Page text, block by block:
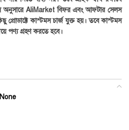
অনুসারে AliMarket বিফর এবং আফটার সেলস
কাস্টমস চার্জ যুক্ত হয়। তবে কাস্টমস
পণ্য গ্রহণ করতে হবে।
None